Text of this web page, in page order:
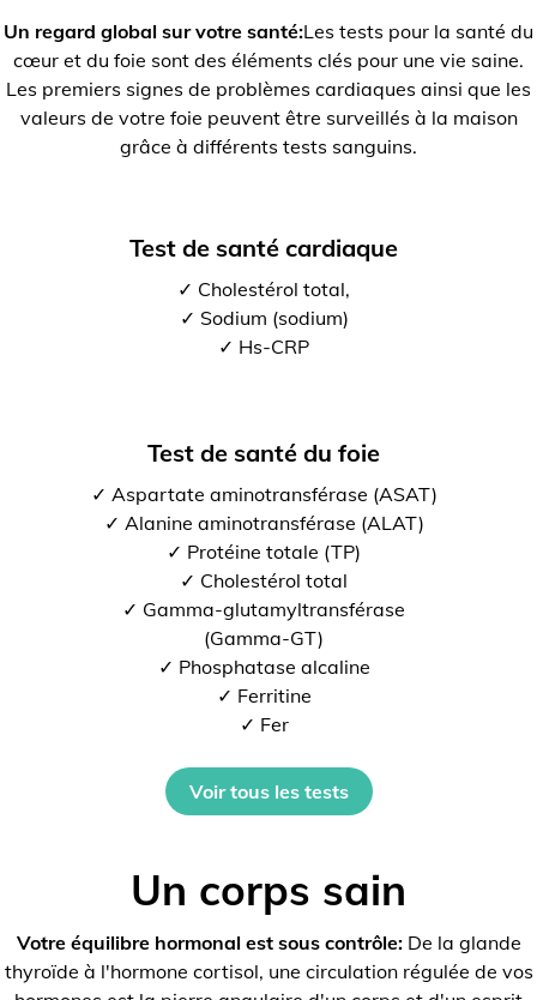
Un regard global sur votre santé:Les tests pour la santé du
cœur et du foie sont des éléments clés pour une vie saine.
Les premiers signes de problèmes cardiaques ainsi que les
valeurs de votre foie peuvent être surveillés à la maison
grâce à différents tests sanguins.
Test de santé cardiaque
✓ Cholestérol total,
✓ Sodium (sodium)
✓ Hs-CRP
Test de santé du foie
✓ Aspartate aminotransférase (ASAT)
✓ Alanine aminotransférase (ALAT)
✓ Protéine totale (TP)
✓ Cholestérol total
✓ Gamma-glutamyltransférase
(Gamma-GT)
✓ Phosphatase alcaline
✓ Ferritine
✓ Fer
Voir tous les tests
Un corps sain
Votre équilibre hormonal est sous contrôle:De la glande
thyroïde à l'hormone cortisol, une circulation régulée de vos